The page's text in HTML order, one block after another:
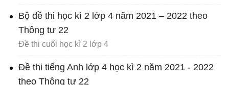
Bộ đề thi học kì 2 lớp 4 năm 2021 – 2022 theo
Thông tư 22
Đề thi cuối học kì 2 lớp 4
Đề thi tiếng Anh lớp 4 học kì 2 năm 2021 - 2022
theo Thông tư 22